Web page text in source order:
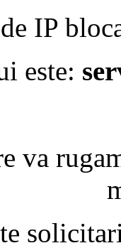
IP
este:
va